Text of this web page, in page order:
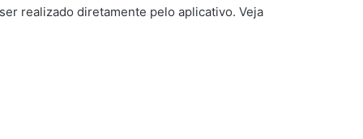
realizado diretamente pelo aplicativo. Veja